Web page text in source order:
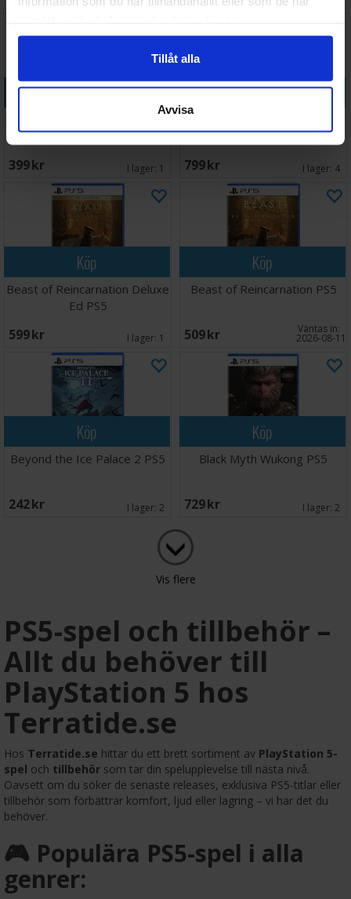
Tillåt alla
Avvisa
Köp
399 SEK I lager: 1
Köp
799 SEK I lager: 4
Köp
Beast of Reincarnation Deluxe
Ed PS5
599 SEK I lager: 1
Köp
Beast of Reincarnation PS5
509 SEK Väntas in:
2026-08-11
Köp
Beyond the Ice Palace 2 PS5
242 SEK I lager: 2
Köp
Black Myth Wukong PS5
729 SEK I lager: 2
Vis flere
PS5-spel och tillbehör –
Allt du behöver till
PlayStation 5 hos
Terratide.se
Hos Terratide.se hittar du ett brett sortiment av PlayStation 5-
spel och tillbehör som tar din spelupplevelse till nästa nivå.
Oavsett om du söker de senaste releases, exklusiva PS5-titlar eller
tillbehör som förbättrar komfort, ljud eller lagring – vi har det du
behöver.
🎮 Populära PS5-spel i alla
genrer: